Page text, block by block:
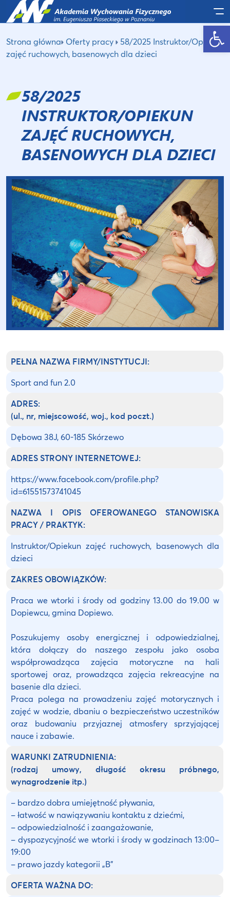
Otwórz pasek narzędzi
Strona główna Oferty pracy
58/2025 Instruktor/Opiekun
zajęć ruchowych, basenowych dla dzieci
58/2025
INSTRUKTOR/OPIEKUN
ZAJĘĆ RUCHOWYCH,
BASENOWYCH DLA DZIECI
PEŁNA NAZWA FIRMY/INSTYTUCJI:
Sport and fun 2.0
ADRES:
(ul., nr, miejscowość, woj., kod poczt.)
Dębowa 38J, 60-185 Skórzewo
ADRES STRONY INTERNETOWEJ:
https://www.facebook.com/profile.php?
id=61551573741045
NAZWA I OPIS OFEROWANEGO STANOWISKA
PRACY / PRAKTYK:
Instruktor/Opiekun zajęć ruchowych, basenowych dla
dzieci
ZAKRES OBOWIĄZKÓW:
Praca we wtorki i środy od godziny 13.00 do 19.00 w
Dopiewcu, gmina Dopiewo.
Poszukujemy osoby energicznej i odpowiedzialnej,
która dołączy do naszego zespołu jako osoba
współprowadząca zajęcia motoryczne na hali
sportowej oraz, prowadząca zajęcia rekreacyjne na
basenie dla dzieci.
Praca polega na prowadzeniu zajęć motorycznych i
zajęć w wodzie, dbaniu o bezpieczeństwo uczestników
oraz budowaniu przyjaznej atmosfery sprzyjającej
nauce i zabawie.
WARUNKI ZATRUDNIENIA:
(rodzaj umowy, długość okresu próbnego,
wynagrodzenie itp.)
– bardzo dobra umiejętność pływania,
– łatwość w nawiązywaniu kontaktu z dziećmi,
– odpowiedzialność i zaangażowanie,
– dyspozycyjność we wtorki i środy w godzinach 13:00–
19:00
– prawo jazdy kategorii „B”
OFERTA WAŻNA DO: